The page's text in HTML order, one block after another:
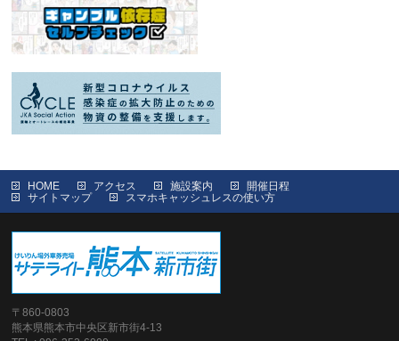
HOME アクセス 施設案内
開催日程
サイトマップ
スマホキャッシュレスの使い方
〒860-0803
熊本県熊本市中央区新市街4-13